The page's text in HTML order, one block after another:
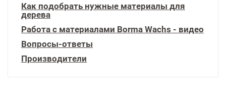
Как подобрать нужные материалы для
дерева
Работа с материалами Borma Wachs - видео
Вопросы-ответы
Производители